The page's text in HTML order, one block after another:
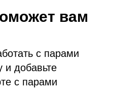
вам
с парами
и добавьте
с парами